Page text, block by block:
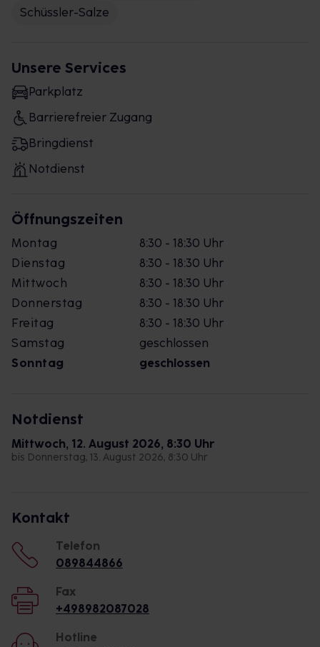
Schüssler-Salze
Unsere Services
Parkplatz
Barrierefreier Zugang
Bringdienst
Notdienst
Öffnungszeiten
Montag
8:30 - 18:30 Uhr
Dienstag
8:30 - 18:30 Uhr
Mittwoch
8:30 - 18:30 Uhr
Donnerstag
8:30 - 18:30 Uhr
Freitag
8:30 - 18:30 Uhr
Samstag
geschlossen
Sonntag
geschlossen
Notdienst
Mittwoch, 12. August 2026, 8:30 Uhr
bis Donnerstag, 13. August 2026, 8:30 Uhr
Kontakt
Telefon
089844866
Fax
+498982087028
Hotline